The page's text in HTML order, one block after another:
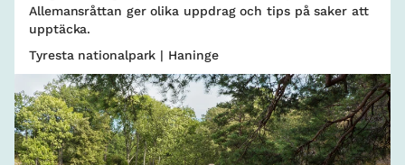
Allemansråttan ger olika uppdrag och tips på saker att
upptäcka.
Tyresta nationalpark | Haninge